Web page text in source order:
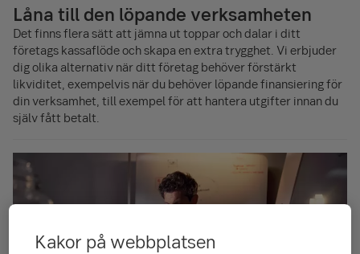
Låna till den löpande verksamheten
Det finns flera sätt att jämna ut toppar och dalar i ditt
företags kassaflöde och skapa en extra trygghet. Vi erbjuder
dig olika alternativ när ditt företag behöver förstärkt
likviditet, exempelvis när du behöver löpande finansiering för
din verksamhet, till exempel för att hantera utgifter innan du
själv fått betalt.
Kakor på webbplatsen